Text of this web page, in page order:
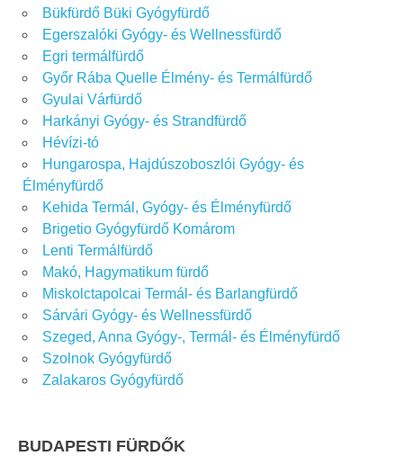
Bükfürdő Büki Gyógyfürdő
Egerszalóki Gyógy- és Wellnessfürdő
Egri termálfürdő
Győr Rába Quelle Élmény- és Termálfürdő
Gyulai Várfürdő
Harkányi Gyógy- és Strandfürdő
Hévízi-tó
Hungarospa, Hajdúszoboszlói Gyógy- és
Élményfürdő
Kehida Termál, Gyógy- és Élményfürdő
Brigetio Gyógyfürdő Komárom
Lenti Termálfürdő
Makó, Hagymatikum fürdő
Miskolctapolcai Termál- és Barlangfürdő
Sárvári Gyógy- és Wellnessfürdő
Szeged, Anna Gyógy-, Termál- és Élményfürdő
Szolnok Gyógyfürdő
Zalakaros Gyógyfürdő
BUDAPESTI FÜRDŐK